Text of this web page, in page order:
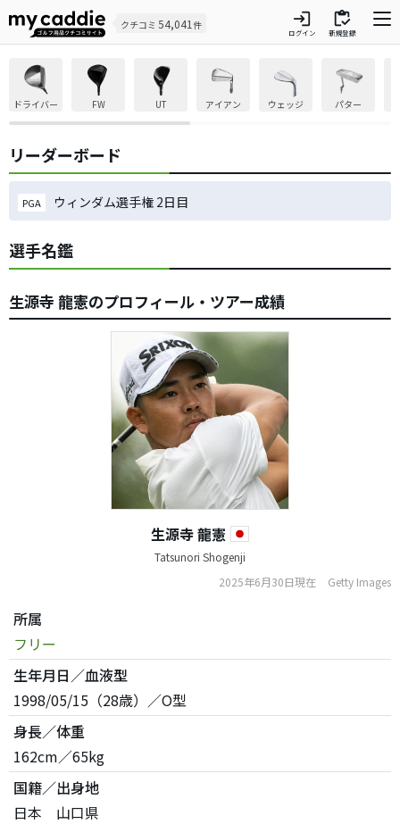
クチコミ 54,041 件 login
ログイン
inventory
新規登録
ドライバー FW UT アイアン ウェッジ パター
リーダーボード
PGA ウィンダム選手権 2日目
選手名鑑
生源寺 龍憲のプロフィール・ツアー成績
生源寺 龍憲
Tatsunori Shogenji
2025年6月30日現在
Getty Images
所属
フリー
生年月日／血液型
1998/05/15（28歳）／O型
身長／体重
162cm／65kg
国籍／出身地
日本 山口県